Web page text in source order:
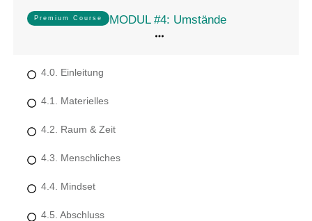
Premium Course MODUL #4: Umstände
4.0. Einleitung
4.1. Materielles
4.2. Raum & Zeit
4.3. Menschliches
4.4. Mindset
4.5. Abschluss